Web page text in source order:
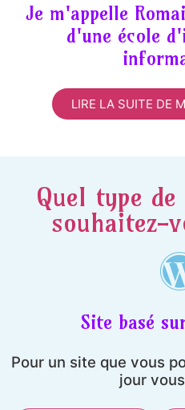
Je m'appelle
d'une école
LIRE LA SUITE DE
Quel type
souhaitez-
Site basé
Pour un site que vous
jour